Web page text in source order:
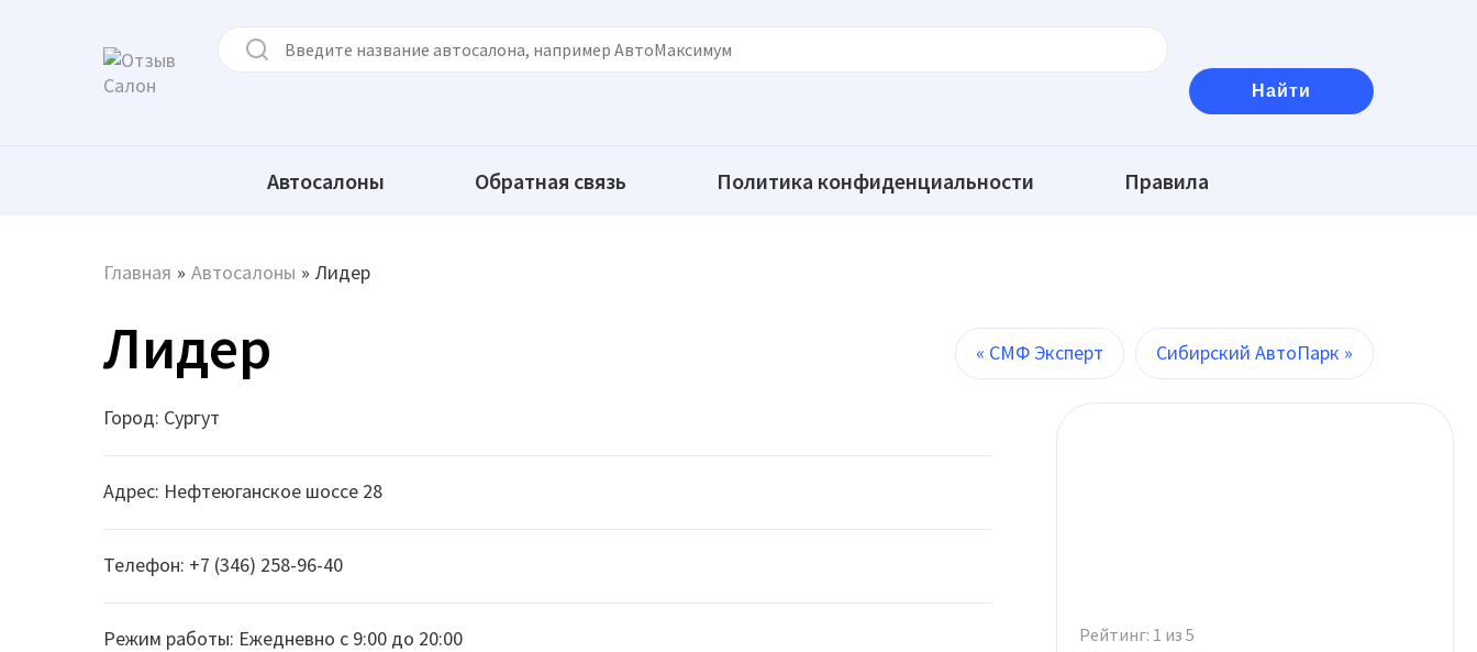
Автосалоны Обратная связь Политика конфиденциальности Правила
Главная » Автосалоны » Лидер
Лидер « СМФ Эксперт Сибирский АвтоПарк »
Город: Сургут
Адрес: Нефтеюганское шоссе 28
Телефон: +7 (346) 258-96-40
Режим работы: Ежедневно с 9:00 до 20:00 Рейтинг: 1 из 5